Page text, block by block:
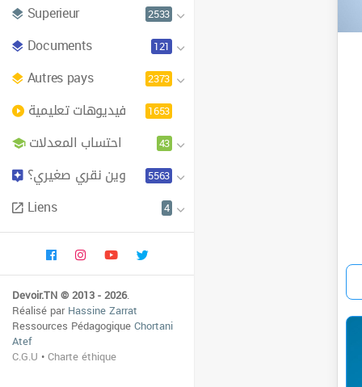
Superieur 2533
Documents 121
Autres pays 2373
فيديوهات تعليمية 1653
احتساب المعدلات 43
وين نقري صغيري؟ 5563
Liens 4
Devoir.TN © 2013 - 2026.
Réalisé parHassine Zarrat
Ressources PédagogiqueChortani
Atef
C.G.U •Charte éthique